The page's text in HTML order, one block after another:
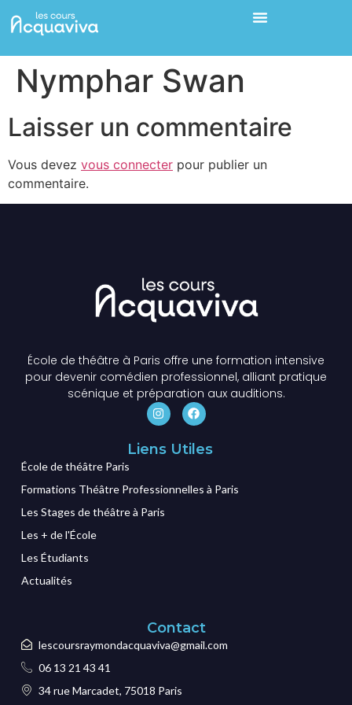
Nymphar Swan
Laisser un commentaire
Vous devez vous connecter pour publier un
commentaire.
École de théâtre à Paris offre une formation intensive
pour devenir comédien professionnel, alliant pratique
scénique et préparation aux auditions.
Liens Utiles
École de théâtre Paris
Formations Théâtre Professionnelles à Paris
Les Stages de théâtre à Paris
Les + de l'École
Les Étudiants
Actualités
Contact
lescoursraymondacquaviva@gmail.com
06 13 21 43 41
34 rue Marcadet, 75018 Paris